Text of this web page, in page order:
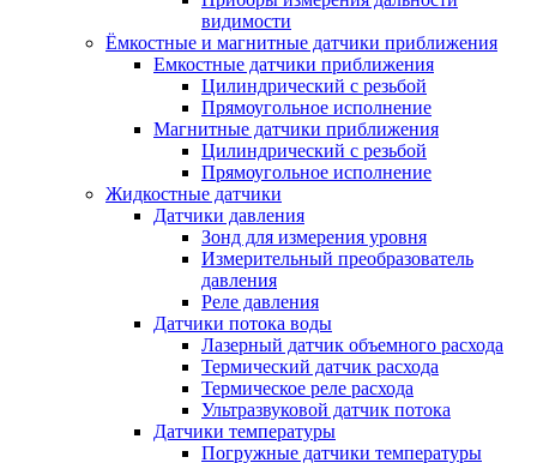
видимости
Ёмкостные и магнитные датчики приближения
Емкостные датчики приближения
Цилиндрический с резьбой
Прямоугольное исполнение
Магнитные датчики приближения
Цилиндрический с резьбой
Прямоугольное исполнение
Жидкостные датчики
Датчики давления
Зонд для измерения уровня
Измерительный преобразователь
давления
Реле давления
Датчики потока воды
Лазерный датчик объемного расхода
Термический датчик расхода
Термическое реле расхода
Ультразвуковой датчик потока
Датчики температуры
Погружные датчики температуры